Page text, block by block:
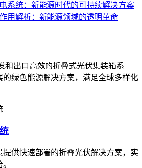
系统：新能源时代的可持续解决方案
用解析：新能源领域的透明革命
和出口高效的折叠式光伏集装箱系
的绿色能源解决方案，满足全球多样化
提供快速部署的折叠光伏解决方案，实